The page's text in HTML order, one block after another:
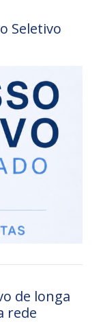
Seletivo
de longa
rede